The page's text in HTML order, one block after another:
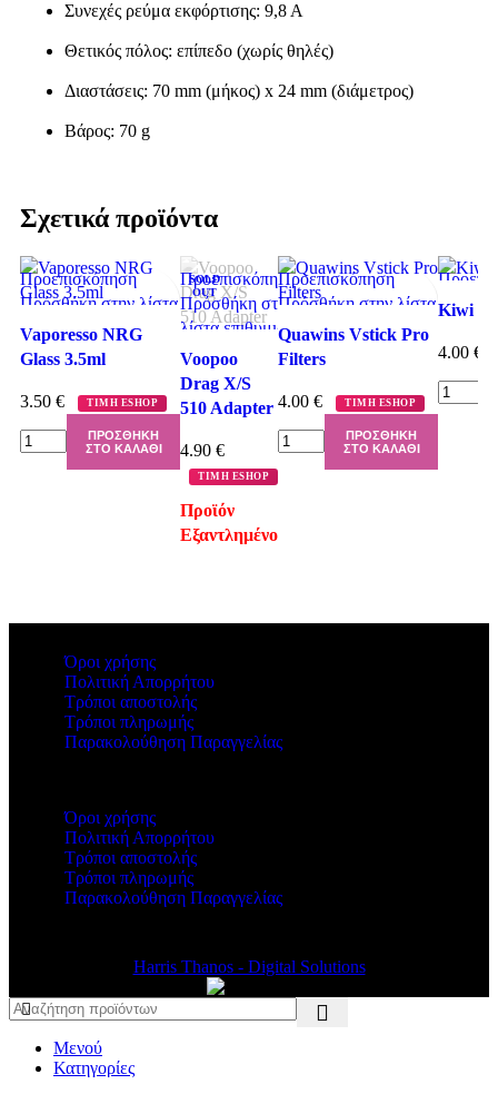
Συνεχές ρεύμα εκφόρτισης: 9,8 Α
Θετικός πόλος: επίπεδο (χωρίς θηλές)
Διαστάσεις: 70 mm (μήκος) x 24 mm (διάμετρος)
Βάρος: 70 g
Σχετικά προϊόντα
Προεπισκόπηση
Πρόσθήκη στην λίστα
επιθυμιών
Vaporesso NRG
Glass 3.5ml
3.50 € ΤΙΜΗ ESHOP
ΠΡΟΣΘΉΚΗ
ΣΤΟ ΚΑΛΆΘΙ
SOLD
OUT
Προεπισκόπηση
Πρόσθήκη στην
λίστα επιθυμιών
Voopoo
Drag X/S
510 Adapter
4.90 €
ΤΙΜΗ ESHOP
Προϊόν
Εξαντλημένο
Προεπισκόπηση
Πρόσθήκη στην λίστα
επιθυμιών
Quawins Vstick Pro
Filters
4.00 € ΤΙΜΗ ESHOP
ΠΡΟΣΘΉΚΗ
ΣΤΟ ΚΑΛΆΘΙ
Kiwi
4.00 €
Όροι χρήσης
Πολιτική Απορρήτου
Τρόποι αποστολής
Τρόποι πληρωμής
Παρακολούθηση Παραγγελίας
Όροι χρήσης
Πολιτική Απορρήτου
Τρόποι αποστολής
Τρόποι πληρωμής
Παρακολούθηση Παραγγελίας
Harris Thanos - Digital Solutions
Μενού
Κατηγορίες